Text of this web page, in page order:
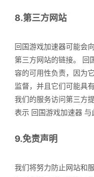
8.第三方网站
回国游戏加速器可能会
第三方网站的链接。 回
容的可用性负责，因为
监督，并且它们可能具
我们的服务访问第三方
表示 回国游戏加速器 与
9.免责声明
我们将努力防止网站和